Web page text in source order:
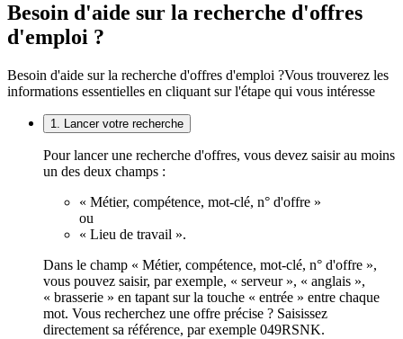
Besoin d'aide sur la recherche d'offres
d'emploi ?
Besoin d'aide sur la recherche d'offres d'emploi ?Vous trouverez les
informations essentielles en cliquant sur l'étape qui vous intéresse
1. Lancer votre recherche
Pour lancer une recherche d'offres, vous devez saisir au moins
un des deux champs :
« Métier, compétence, mot-clé, n° d'offre »
ou
« Lieu de travail ».
Dans le champ « Métier, compétence, mot-clé, n° d'offre »,
vous pouvez saisir, par exemple, « serveur », « anglais »,
« brasserie » en tapant sur la touche « entrée » entre chaque
mot. Vous recherchez une offre précise ? Saisissez
directement sa référence, par exemple 049RSNK.